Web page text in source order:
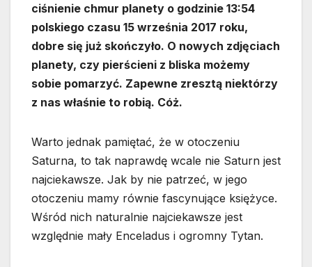
ciśnienie chmur planety o godzinie 13:54
polskiego czasu 15 września 2017 roku,
dobre się już skończyło. O nowych zdjęciach
planety, czy pierścieni z bliska możemy
sobie pomarzyć. Zapewne zresztą niektórzy
z nas właśnie to robią. Cóż.
Warto jednak pamiętać, że w otoczeniu
Saturna, to tak naprawdę wcale nie Saturn jest
najciekawsze. Jak by nie patrzeć, w jego
otoczeniu mamy równie fascynujące księżyce.
Wśród nich naturalnie najciekawsze jest
względnie mały Enceladus i ogromny Tytan.